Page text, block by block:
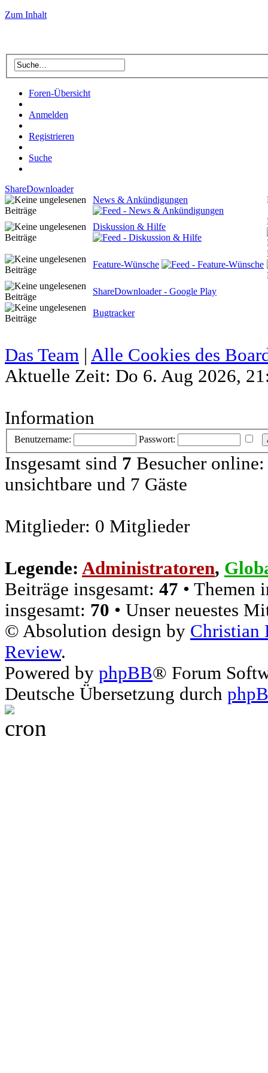
Zum Inhalt
Foren-Übersicht
Anmelden
Registrieren
Suche
ShareDownloader
News & Ankündigungen
Diskussion & Hilfe
Feature-Wünsche
ShareDownloader - Google Play
Bugtracker
Das Team | Alle Cookies des
Aktuelle Zeit: Do 6. Aug 2026,
Information
Benutzername: Passwort:
Insgesamt sind 7 Besucher
unsichtbare und 7 Gäste
Mitglieder: 0 Mitglieder
Legende: Administratoren,
Beiträge insgesamt: 47 • Themen
insgesamt: 70 • Unser neuestes
© Absolution design by Christian
Review.
Powered by phpBB® Forum
Deutsche Übersetzung durch